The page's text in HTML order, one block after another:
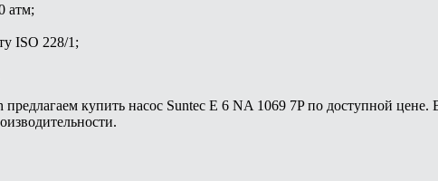
атм;
ISO 228/1;
купить насос Suntec E 6 NA 1069 7P по доступной